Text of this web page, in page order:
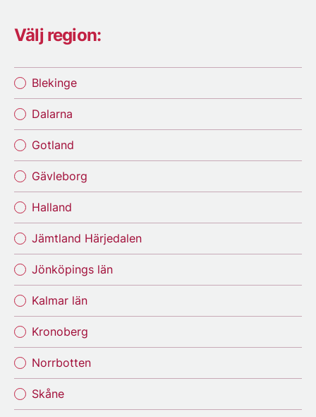
Välj region:
Blekinge
Dalarna
Gotland
Gävleborg
Halland
Jämtland Härjedalen
Jönköpings län
Kalmar län
Kronoberg
Norrbotten
Skåne